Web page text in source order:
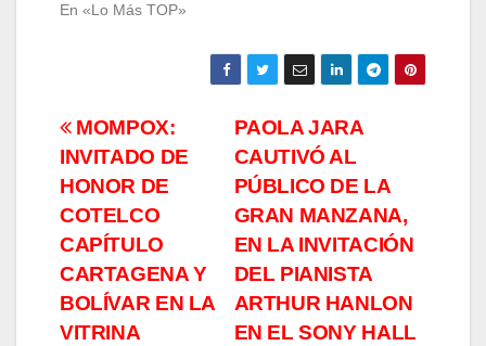
En «Lo Más TOP»
Navegación
de
entradas
PAOLA JARA
CAUTIVÓ AL
PÚBLICO DE LA
GRAN MANZANA,
EN LA INVITACIÓN
DEL PIANISTA
ARTHUR HANLON
EN EL SONY HALL
MOMPOX:
INVITADO DE
HONOR DE
COTELCO
CAPÍTULO
CARTAGENA Y
BOLÍVAR EN LA
VITRINA